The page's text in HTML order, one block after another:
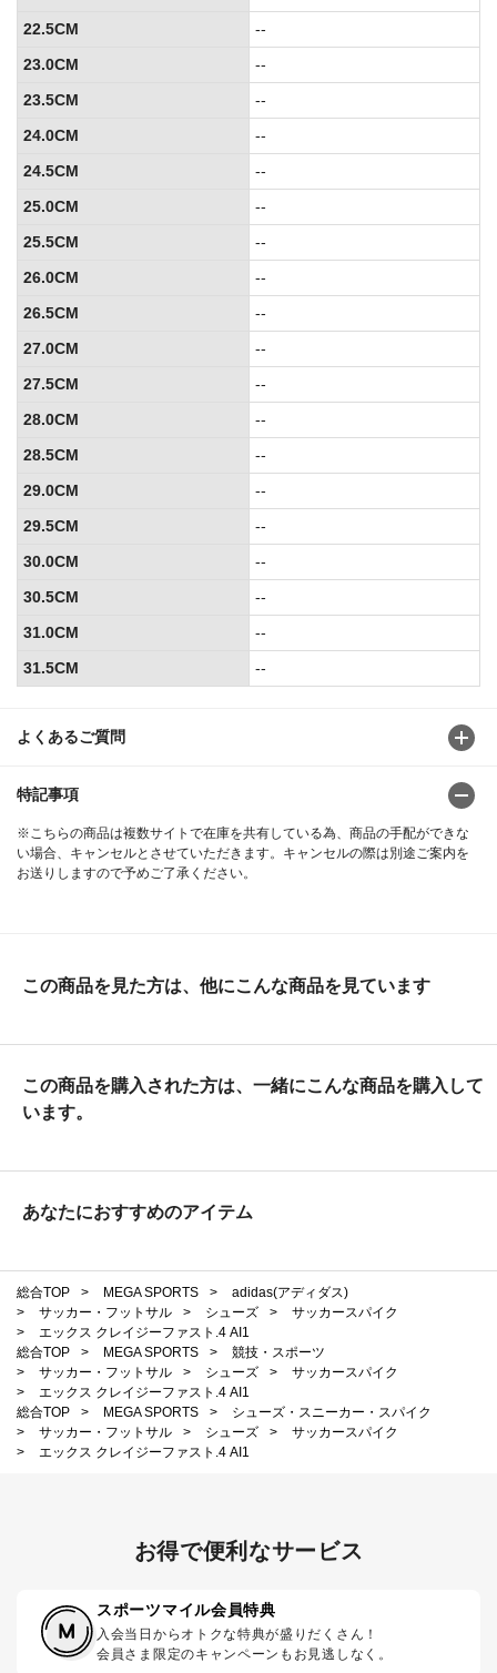
よくあるご質問
特記事項
※こちらの商品は複数サイトで在庫を共有している為、商品の手配ができな
い場合、キャンセルとさせていただきます。キャンセルの際は別途ご案内を
お送りしますので予めご了承ください。
22.5CM
--
23.0CM
--
23.5CM
--
24.0CM
--
24.5CM
--
25.0CM
--
25.5CM
--
26.0CM
--
26.5CM
--
27.0CM
--
27.5CM
--
28.0CM
--
28.5CM
--
29.0CM
--
29.5CM
--
30.0CM
--
30.5CM
--
31.0CM
--
31.5CM
--
この商品を見た方は、他にこんな商品を見ています
この商品を購入された方は、一緒にこんな商品を購入して
います。
あなたにおすすめのアイテム
総合TOP > MEGA SPORTS >
adidas(アディダス)
>
サッカー・フットサル > シューズ >
サッカースパイク
>
エックス クレイジーファスト.4 AI1
総合TOP
> MEGA SPORTS >
競技・スポーツ
>
サッカー・フットサル > シューズ >
サッカースパイク
>
エックス クレイジーファスト.4 AI1
総合TOP
> MEGA SPORTS >
シューズ・スニーカー・スパイク
>
サッカー・フットサル > シューズ >
サッカースパイク
>
エックス クレイジーファスト.4 AI1
お得で便利なサービス
スポーツマイル会員特典
入会当日からオトクな特典が盛りだくさん！
会員さま限定のキャンペーンもお見逃しなく。